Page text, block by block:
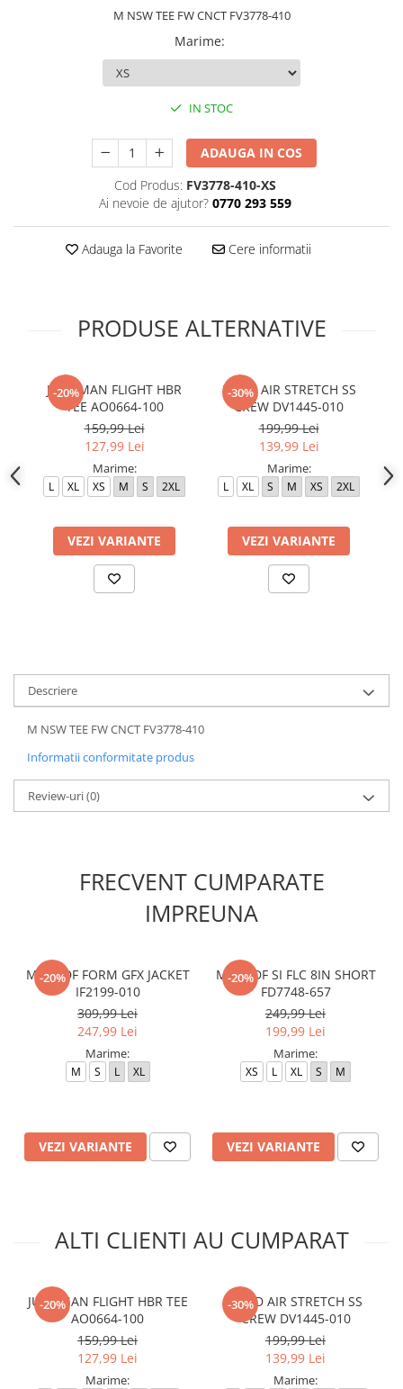
M NSW TEE FW CNCT FV3778-410
Marime:
IN STOC
ADAUGA IN COS
Cod Produs: FV3778-410-XS
Ai nevoie de ajutor? 0770 293 559
Adauga la Favorite Cere informatii
PRODUSE ALTERNATIVE
-20%
JUMPMAN FLIGHT HBR
TEE AO0664-100
159,99 Lei
127,99 Lei
Marime:
L XL XS M S 2XL
VEZI VARIANTE
-30%
M J JD AIR STRETCH SS
CREW DV1445-010
199,99 Lei
139,99 Lei
Marime:
L XL S M XS 2XL
VEZI VARIANTE
Descriere
M NSW TEE FW CNCT FV3778-410
Informatii conformitate produs
Review-uri(0)
FRECVENT CUMPARATE
IMPREUNA
-20%
M NK DF FORM GFX JACKET
IF2199-010
309,99 Lei
247,99 Lei
Marime:
M S L XL
VEZI VARIANTE
-20%
M NK DF SI FLC 8IN SHORT
FD7748-657
249,99 Lei
199,99 Lei
Marime:
XS L XL S M
VEZI VARIANTE
ALTI CLIENTI AU CUMPARAT
-20%
JUMPMAN FLIGHT HBR TEE
AO0664-100
159,99 Lei
127,99 Lei
Marime:
-30%
M J JD AIR STRETCH SS
CREW DV1445-010
199,99 Lei
139,99 Lei
Marime: